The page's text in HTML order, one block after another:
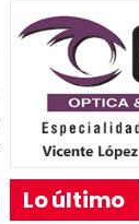
Lo último